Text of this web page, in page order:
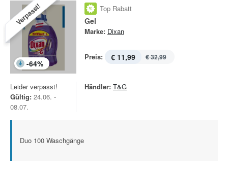
Verpasst!
-64%
Top Rabatt
Gel
Marke: Dixan
Preis: € 11,99 € 32,99
Leider verpasst!
Gültig: 24.06. -
08.07.
Händler: T&G
Duo 100 Waschgänge